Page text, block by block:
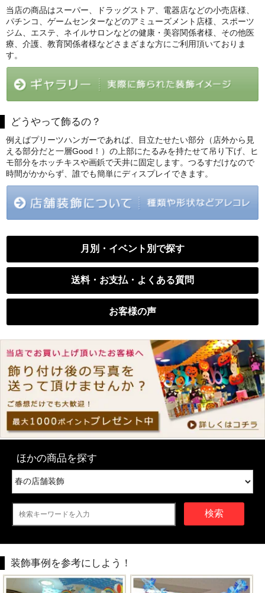
当店の商品はスーパー、ドラッグストア、電器店などの小売店様、
パチンコ、ゲームセンターなどのアミューズメント店様、スポーツ
ジム、エステ、ネイルサロンなどの健康・美容関係者様、その他医
療、介護、教育関係者様などさまざまな方にご利用頂いておりま
す。
どうやって飾るの？
例えばプリーツハンガーであれば、目立たせたい部分（店外から見
える部分だと一層Good！）の上部にたるみを持たせて吊り下げ、ヒ
モ部分をホッチキスや画鋲で天井に固定します。つるすだけなので
時間がかからず、誰でも簡単にディスプレイできます。
月別・イベント別で探す
送料・お支払・よくある質問
お客様の声
ほかの商品を探す
検索
装飾事例を参考にしよう！